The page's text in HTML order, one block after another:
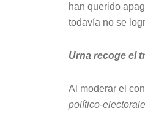
han querido
todavía no se
Urna recoge el
Al moderar el
político-